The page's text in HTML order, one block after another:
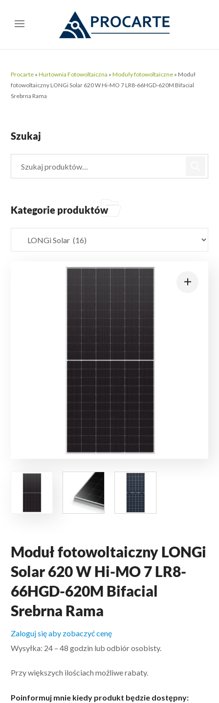
Procarte »Hurtownia Fotowoltaiczna »Moduły fotowoltaiczne » Moduł
fotowoltaiczny LONGi Solar 620 W Hi-MO 7 LR8-66HGD-620M Bifacial
Srebrna Rama
Moduł fotowoltaiczny LONGi
Solar 620 W Hi-MO 7 LR8-
66HGD-620M Bifacial
Srebrna Rama
Zaloguj się aby zobaczyć cenę
Wysyłka: 24 – 48 godzin lub odbiór osobisty.
Przy większych ilościach możliwe rabaty.
Poinformuj mnie kiedy produkt będzie dostępny:
Szukaj
Kategorie produktów